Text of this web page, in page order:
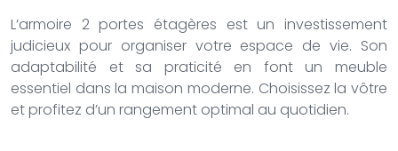
L’armoire 2 portes étagères est un investissement
judicieux pour organiser votre espace de vie. Son
adaptabilité et sa praticité en font un meuble
essentiel dans la maison moderne. Choisissez la vôtre
et profitez d’un rangement optimal au quotidien.